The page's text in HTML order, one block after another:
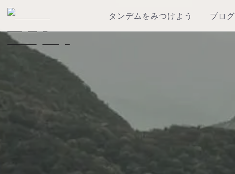
タンデムをみつけよう ブログ